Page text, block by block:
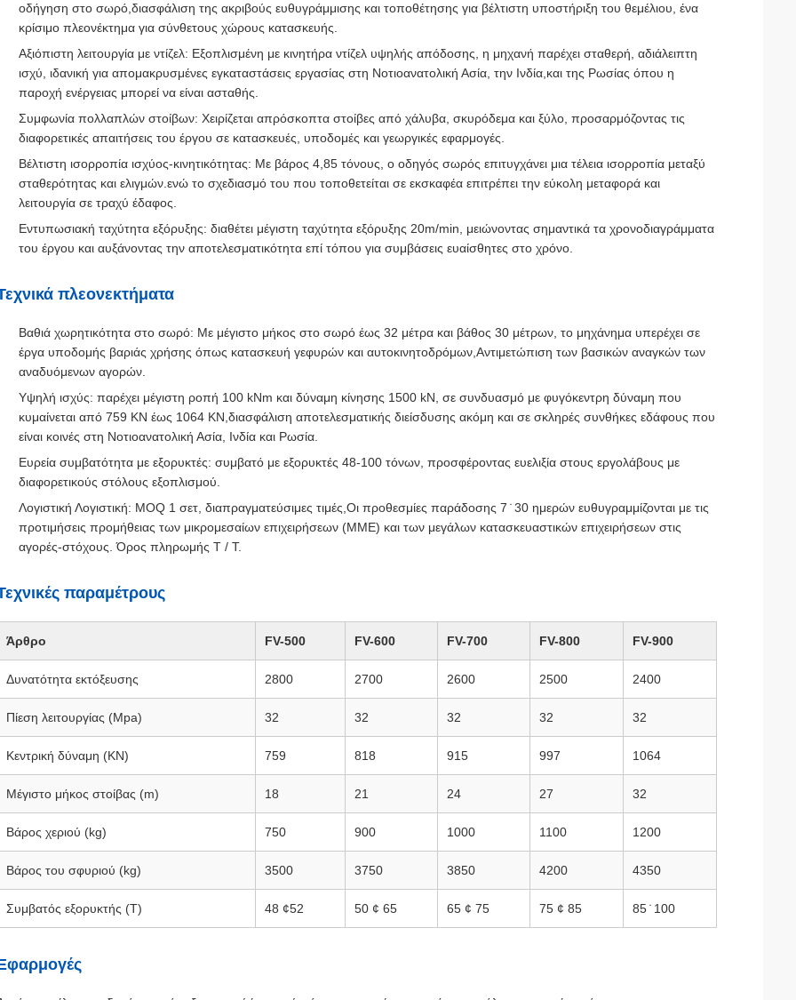
οδήγηση στο σωρό,διασφάλιση της ακριβούς ευθυγράμμισης και τοποθέτησης για βέλτιστη υποστήριξη του θεμέλιου, ένα
κρίσιμο πλεονέκτημα για σύνθετους χώρους κατασκευής.
Αξιόπιστη λειτουργία με ντίζελ: Εξοπλισμένη με κινητήρα ντίζελ υψηλής απόδοσης, η μηχανή παρέχει σταθερή, αδιάλειπτη
ισχύ, ιδανική για απομακρυσμένες εγκαταστάσεις εργασίας στη Νοτιοανατολική Ασία, την Ινδία,και της Ρωσίας όπου η
παροχή ενέργειας μπορεί να είναι ασταθής.
Συμφωνία πολλαπλών στοίβων: Χειρίζεται απρόσκοπτα στοίβες από χάλυβα, σκυρόδεμα και ξύλο, προσαρμόζοντας τις
διαφορετικές απαιτήσεις του έργου σε κατασκευές, υποδομές και γεωργικές εφαρμογές.
Βέλτιστη ισορροπία ισχύος-κινητικότητας: Με βάρος 4,85 τόνους, ο οδηγός σωρός επιτυγχάνει μια τέλεια ισορροπία μεταξύ
σταθερότητας και ελιγμών.ενώ το σχεδιασμό του που τοποθετείται σε εκσκαφέα επιτρέπει την εύκολη μεταφορά και
λειτουργία σε τραχύ έδαφος.
Εντυπωσιακή ταχύτητα εξόρυξης: διαθέτει μέγιστη ταχύτητα εξόρυξης 20m/min, μειώνοντας σημαντικά τα χρονοδιαγράμματα
του έργου και αυξάνοντας την αποτελεσματικότητα επί τόπου για συμβάσεις ευαίσθητες στο χρόνο.
πλεονεκτήματα
Βαθιά χωρητικότητα στο σωρό: Με μέγιστο μήκος στο σωρό έως 32 μέτρα και βάθος 30 μέτρων, το μηχάνημα υπερέχει σε
έργα υποδομής βαριάς χρήσης όπως κατασκευή γεφυρών και αυτοκινητοδρόμων,Αντιμετώπιση των βασικών αναγκών των
αναδυόμενων αγορών.
Υψηλή ισχύς: παρέχει μέγιστη ροπή 100 kNm και δύναμη κίνησης 1500 kN, σε συνδυασμό με φυγόκεντρη δύναμη που
κυμαίνεται από 759 KN έως 1064 KN,διασφάλιση αποτελεσματικής διείσδυσης ακόμη και σε σκληρές συνθήκες εδάφους που
είναι κοινές στη Νοτιοανατολική Ασία, Ινδία και Ρωσία.
Ευρεία συμβατότητα με εξορυκτές: συμβατό με εξορυκτές 48-100 τόνων, προσφέροντας ευελιξία στους εργολάβους με
διαφορετικούς στόλους εξοπλισμού.
Λογιστική Λογιστική: MOQ 1 σετ, διαπραγματεύσιμες τιμές,Οι προθεσμίες παράδοσης 7 ̇ 30 ημερών ευθυγραμμίζονται με τις
προτιμήσεις προμήθειας των μικρομεσαίων επιχειρήσεων (ΜΜΕ) και των μεγάλων κατασκευαστικών επιχειρήσεων στις
αγορές-στόχους. Όρος πληρωμής T / T.
παραμέτρους
Άρθρο FV-500 FV-600 FV-700 FV-800 FV-900
Δυνατότητα εκτόξευσης 2800 2700 2600 2500 2400
Πίεση λειτουργίας (Mpa) 32 32 32 32 32
Κεντρική δύναμη (KN) 759 818 915 997 1064
Μέγιστο μήκος στοίβας (m) 18 21 24 27 32
Βάρος χεριού (kg) 750 900 1000 1100 1200
Βάρος του σφυριού (kg) 3500 3750 3850 4200 4350
Συμβατός εξορυκτής (T) 48 ¢52 50 ¢ 65 65 ¢ 75 75 ¢ 85 85 ̇ 100